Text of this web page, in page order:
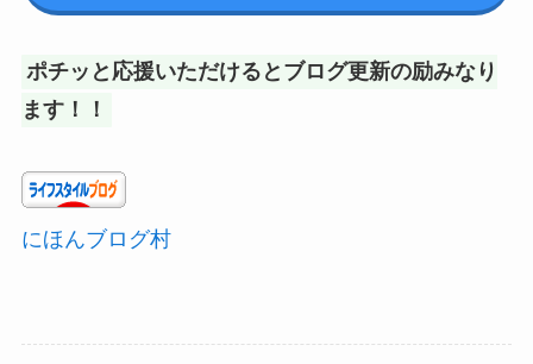
ポチッと応援いただけるとブログ更新の励みなり
ます！！
にほんブログ村